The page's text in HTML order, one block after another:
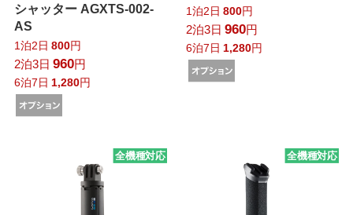
シャッター AGXTS-002-
AS
1泊2日 800円
2泊3日 960円
6泊7日 1,280円
1泊2日 800円
2泊3日 960円
6泊7日 1,280円
全機種対応 全機種対応